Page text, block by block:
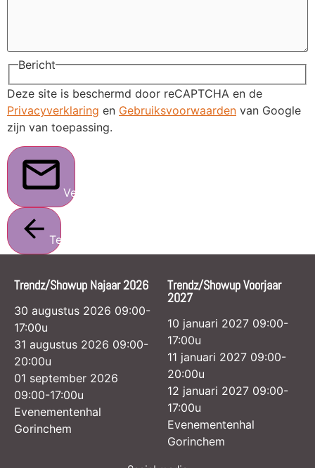
Bericht
Deze site is beschermd door reCAPTCHA en de
Privacyverklaring en Gebruiksvoorwaarden van Google
zijn van toepassing.
Verstuur
Terug
Trendz/Showup Najaar 2026
30 augustus 2026 09:00-
17:00u
31 augustus 2026 09:00-
20:00u
01 september 2026
09:00-17:00u
Evenementenhal
Gorinchem
Trendz/Showup Voorjaar
2027
10 januari 2027 09:00-
17:00u
11 januari 2027 09:00-
20:00u
12 januari 2027 09:00-
17:00u
Evenementenhal
Gorinchem